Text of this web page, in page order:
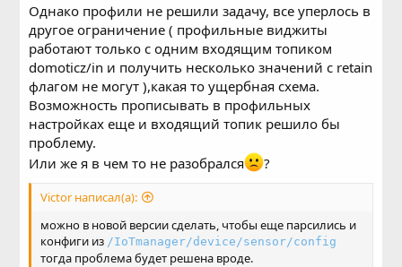
Однако профили не решили задачу, все уперлось в
другое ограничение ( профильные виджиты
работают только с одним входящим топиком
domoticz/in и получить несколько значений с retain
флагом не могут ),какая то ущербная схема.
Возможность прописывать в профильных
настройках еще и входящий топик решило бы
проблему.
Или же я в чем то не разобрался
?
Victor написал(а):
можно в новой версии сделать, чтобы еще парсились и
конфиги из /IoTmanager/device/sensor/config
тогда проблема будет решена вроде.